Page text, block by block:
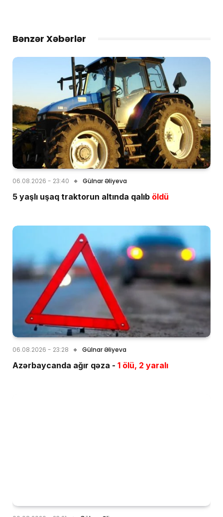
Bənzər Xəbərlər
06.08.2026 - 23:40 Gülnar Əliyeva
5 yaşlı uşaq traktorun altında qalıb öldü
06.08.2026 - 23:28 Gülnar Əliyeva
Azərbaycanda ağır qəza - 1 ölü, 2 yaralı